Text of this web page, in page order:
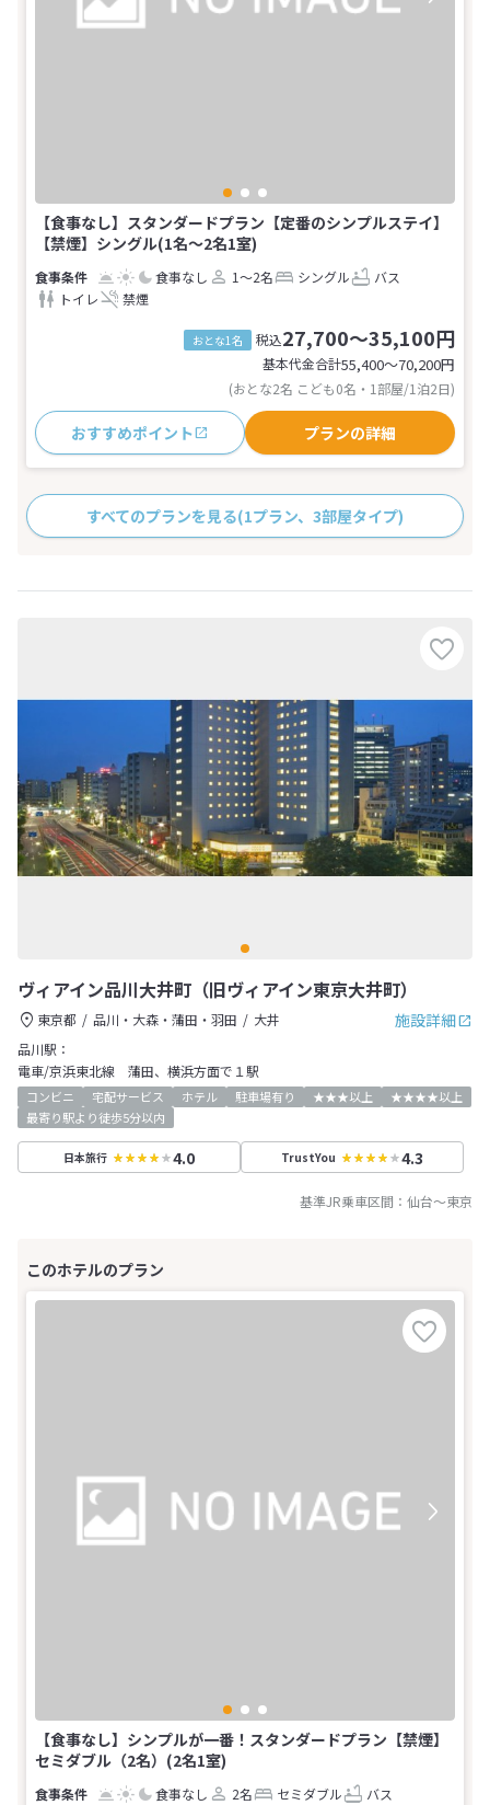
【食事なし】スタンダードプラン【定番のシンプルステイ】
【禁煙】シングル(1名～2名1室)
食事なし 1～2名 シングル
バス
トイレ
禁煙
おとな1名 税込27,700～35,100円
基本代金合計55,400〜70,200円
(おとな2名 こども0名・1部屋/1泊2日)
おすすめポイント プランの詳細
すべてのプランを見る(1プラン、3部屋タイプ)
ヴィアイン品川大井町（旧ヴィアイン東京大井町）
施設詳細
東京都 品川・大森・蒲田・羽田
大井
品川駅：
電車/京浜東北線 蒲田、横浜方面で１駅
コンビニ 宅配サービス ホテル 駐車場有り ★★★以上
★★★★以上
最寄り駅より徒歩5分以内
日本旅行 4.0 TrustYou 4.3
基準JR乗車区間： 仙台～東京
【食事なし】シンプルが一番！スタンダードプラン【禁煙】
セミダブル（2名）(2名1室)
食事なし 2名 セミダブル バス